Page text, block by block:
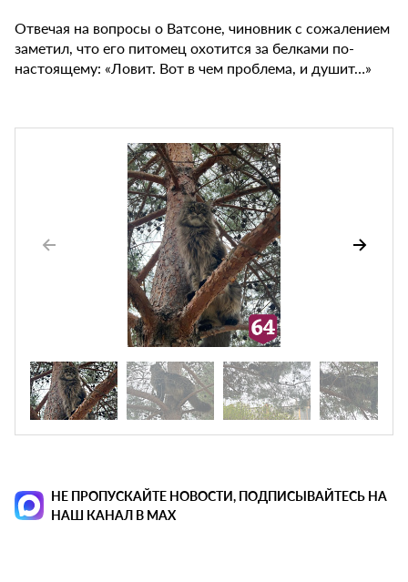
Отвечая на вопросы о Ватсоне, чиновник с сожалением
заметил, что его питомец охотится за белками по-
настоящему: «Ловит. Вот в чем проблема, и душит…»
НЕ ПРОПУСКАЙТЕ НОВОСТИ, ПОДПИСЫВАЙТЕСЬ НА
НАШ КАНАЛ В MAX